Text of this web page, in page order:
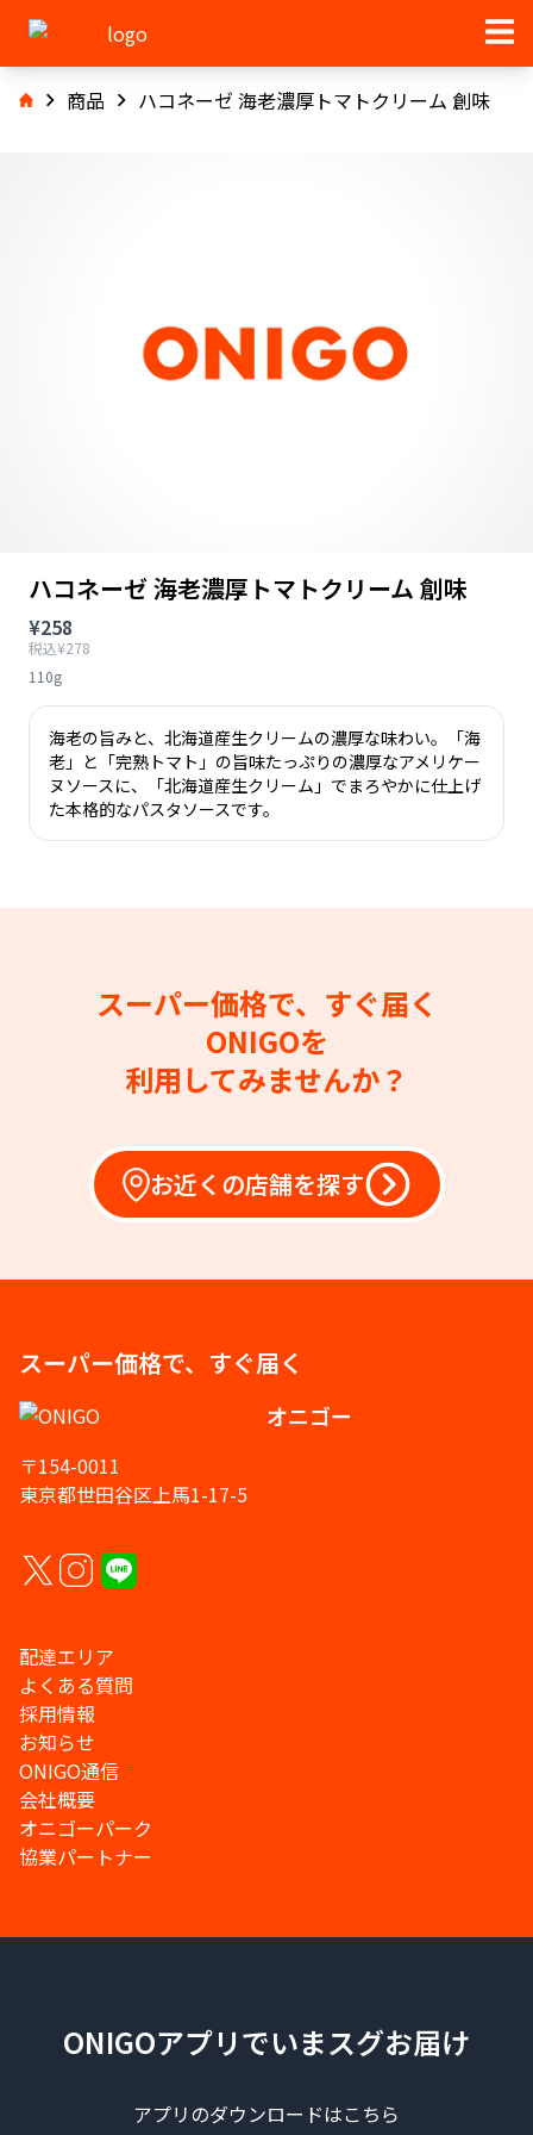
商品 ハコネーゼ 海老濃厚トマトクリーム 創味
ハコネーゼ 海老濃厚トマトクリーム 創味
¥258
税込¥278
110g
海老の旨みと、北海道産生クリームの濃厚な味わい。「海
老」と「完熟トマト」の旨味たっぷりの濃厚なアメリケー
ヌソースに、「北海道産生クリーム」でまろやかに仕上げ
た本格的なパスタソースです。
スーパー価格で、すぐ届く
ONIGOを
利用してみませんか？
お近くの店舗を探す
スーパー価格で、すぐ届く
オニゴー
〒154-0011
東京都世田谷区上馬1-17-5
配達エリア
よくある質問
採用情報
お知らせ
ONIGO通信
会社概要
オニゴーパーク
協業パートナー
ONIGOアプリでいまスグお届け
アプリのダウンロードはこちら